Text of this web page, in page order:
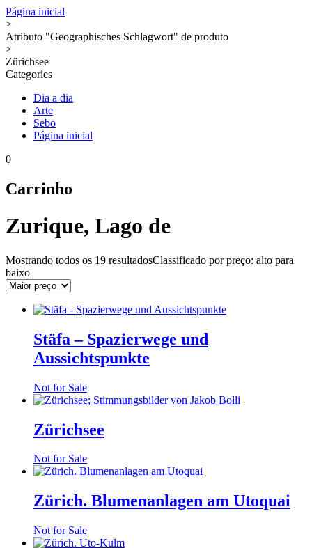
Página inicial
>
Atributo "Geographisches Schlagwort" de produto
>
Zürichsee
Categories
Dia a dia
Arte
Sebo
Página inicial
0
Carrinho
Zurique, Lago de
Mostrando todos os 19 resultadosClassificado por preço: alto para
baixo
Stäfa – Spazierwege und
Aussichtspunkte
Not for Sale
Zürichsee
Not for Sale
Zürich. Blumenanlagen am Utoquai
Not for Sale